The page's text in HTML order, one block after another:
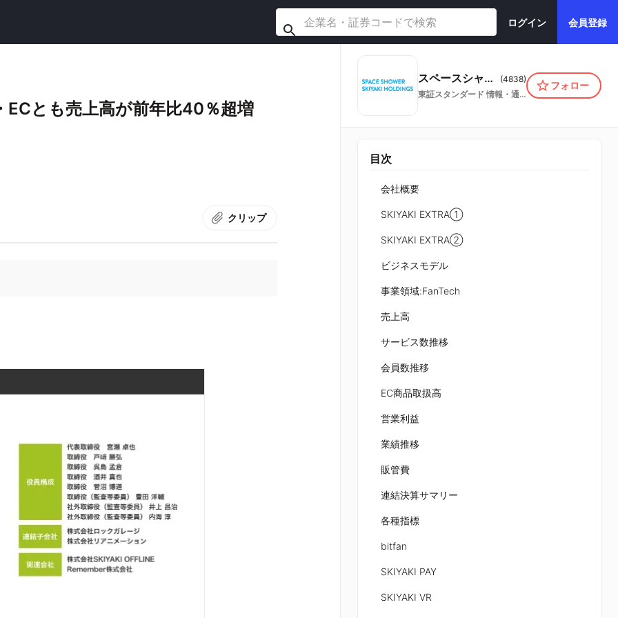
ログイン 会員登録
ECとも売上高が前年比40％超増
クリップ
スペースシャワーSKIYAKIホールディングス株式会社 (4838)
東証スタンダード 情報・通信業
フォロー
目次
会社概要
SKIYAKI EXTRA①
SKIYAKI EXTRA②
ビジネスモデル
事業領域:FanTech
売上高
サービス数推移
会員数推移
EC商品取扱高
営業利益
業績推移
販管費
連結決算サマリー
各種指標
bitfan
SKIYAKI PAY
SKIYAKI VR